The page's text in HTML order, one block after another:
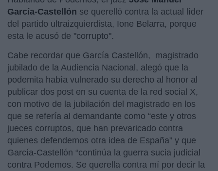
García-Castellón se querelló contra la actual líder
del partido ultraizquierdista, Ione Belarra, porque
esta le acusó de "corrupto".
Cabe recordar que García Castellón, magistrado
jubilado de la Audiencia Nacional, alegó que la
podemita había vulnerado su derecho al honor al
publicar dos post en su cuenta de la red social X,
con motivo de la jubilación del magistrado en los
que se refería al demandante como “este y otros
jueces corruptos, que han prevaricado contra
quienes defendemos otra idea de España” y que
García-Castellón “continúa la guerra sucia judicial
contra Podemos. Se querella contra mí por decir la